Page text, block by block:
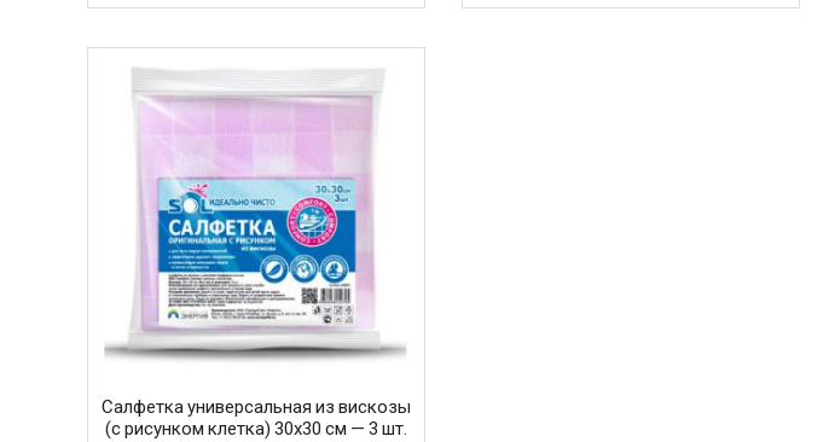
Салфетка универсальная из вискозы
(c рисунком клетка) 30х30 см — 3 шт.